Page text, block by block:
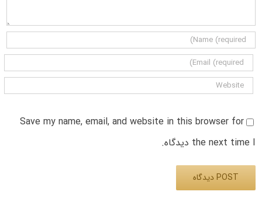
Save my name, email, and website in this browser for
the next time I دیدگاه.